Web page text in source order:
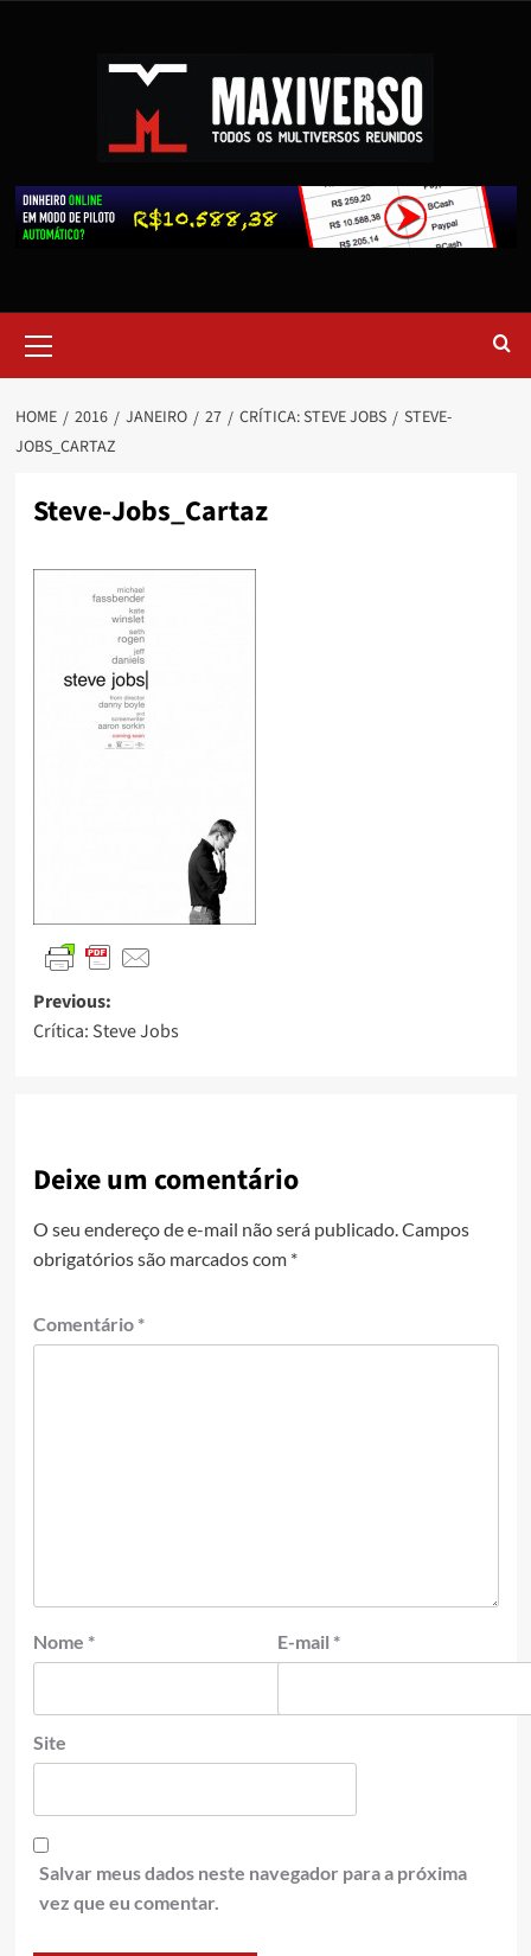
HOME 2016 JANEIRO 27 CRÍTICA: STEVE JOBS
STEVE-
JOBS_CARTAZ
Steve-Jobs_Cartaz
Previous:
Crítica: Steve Jobs
Deixe um comentário
O seu endereço de e-mail não será publicado. Campos
obrigatórios são marcados com *
Comentário *
Nome * E-mail *
Site
Salvar meus dados neste navegador para a próxima
vez que eu comentar.